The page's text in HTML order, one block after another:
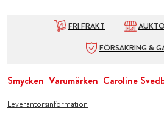
FRI FRAKT
FÖRSÄKRING &
Smycken Varumärken Caroline
Leverantörsinformation